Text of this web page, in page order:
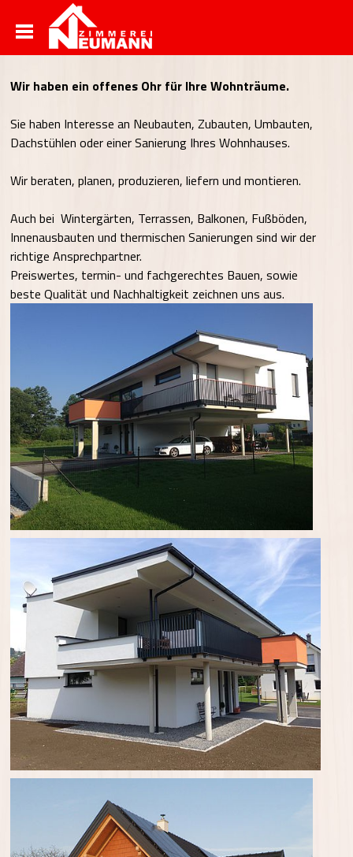
Rund um´s Haus
Wir haben ein offenes Ohr für Ihre Wohnträume.
Sie haben Interesse an Neubauten, Zubauten, Umbauten,
Dachstühlen oder einer Sanierung Ihres Wohnhauses.
Wir beraten, planen, produzieren, liefern und montieren.
Auch bei Wintergärten, Terrassen, Balkonen, Fußböden,
Innenausbauten und thermischen Sanierungen sind wir der
richtige Ansprechpartner.
Preiswertes, termin- und fachgerechtes Bauen, sowie
beste Qualität und Nachhaltigkeit zeichnen uns aus.